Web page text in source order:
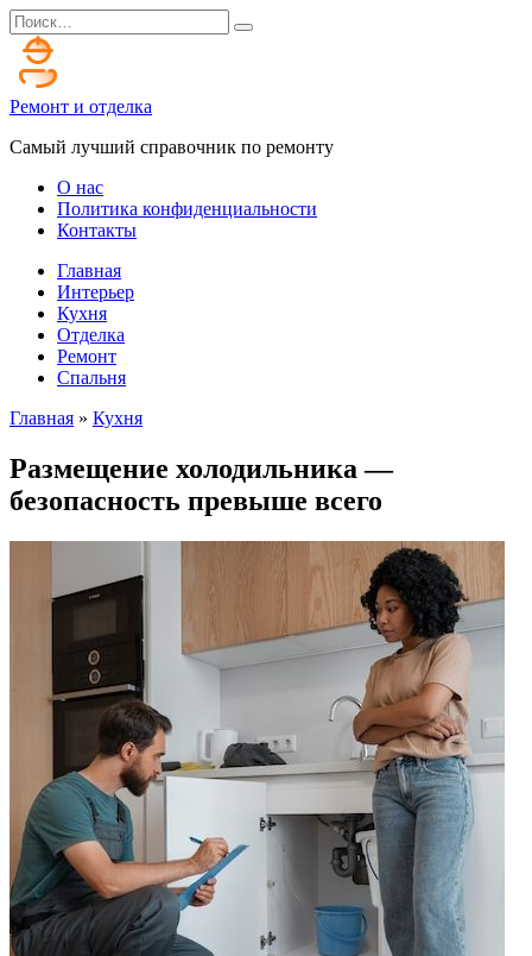
Перейти
к
содержанию
Search
for:
Ремонт и отделка
Самый лучший справочник по ремонту
О нас
Политика конфиденциальности
Контакты
Главная
Интерьер
Кухня
Отделка
Ремонт
Спальня
Главная » Кухня
Размещение холодильника —
безопасность превыше всего